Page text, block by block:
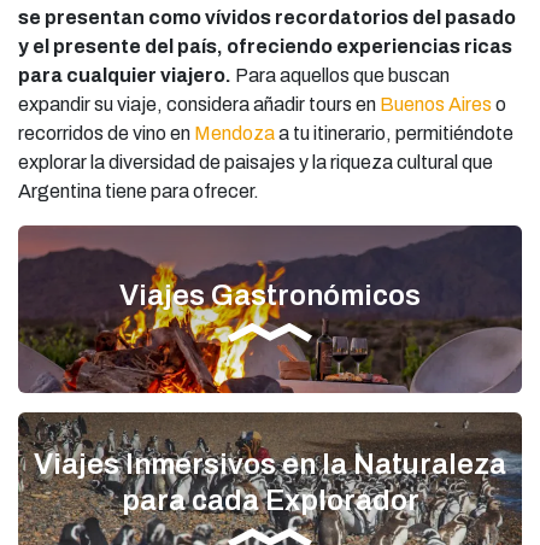
se presentan como vívidos recordatorios del pasado
y el presente del país, ofreciendo experiencias ricas
para cualquier viajero. Para aquellos que buscan
expandir su viaje, considera añadir tours en Buenos Aires o
recorridos de vino en Mendozaa tu itinerario, permitiéndote
explorar la diversidad de paisajes y la riqueza cultural que
Argentina tiene para ofrecer.
Viajes Gastronómicos
Viajes Inmersivos en la Naturaleza
para cada Explorador